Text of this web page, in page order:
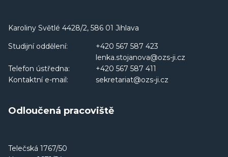
Karoliny Světlé 4428/2, 586 01 Jihlava
Studijní oddělení:
+420 567 587 423
lenka.stojanova@ozs-ji.cz
Telefon ústředna:
+420 567 587 411
Kontaktní e-mail:
sekretariat@ozs-ji.cz
Odloučená pracoviště
Telečská 1767/50